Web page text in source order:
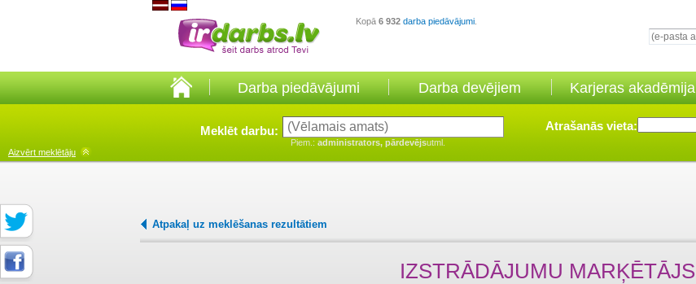
Kopā 6 932 darba piedāvājumi
Darba piedāvājumi Darba devējiem Karjeras akadēmija
Meklēt darbu:
Piem.: administrators, pārdevējsutml.
Atrašanās vieta:
Aizvērt meklētāju
Atpakaļ uz meklēšanas rezultātiem
IZSTRĀDĀJUMU MARĶĒTĀJS